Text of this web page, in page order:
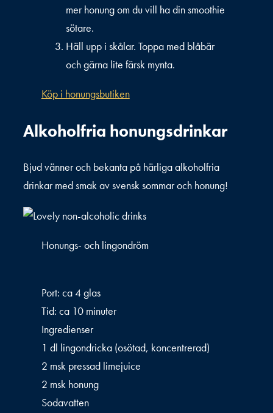
mer honung om du vill ha din smoothie
sötare.
Häll upp i skålar. Toppa med blåbär
och gärna lite färsk mynta.
Köp i honungsbutiken
Alkoholfria honungsdrinkar
Bjud vänner och bekanta på härliga alkoholfria
drinkar med smak av svensk sommar och honung!
Honungs- och lingondröm
Port: ca 4 glas
Tid: ca 10 minuter
Ingredienser
1 dl lingondricka (osötad, koncentrerad)
2 msk pressad limejuice
2 msk honung
Sodavatten